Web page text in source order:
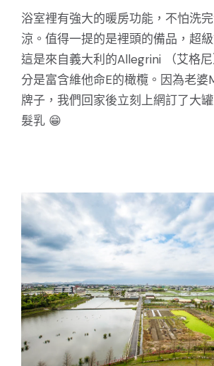
浴室裡有強大的暖房功能，不怕洗
涼。值得一提的是裡頭的備品，超級
這是來自義大利的Allegrini （艾格
分是富含維他命E的橄欖。因為老婆
牌子，我們回家後立刻上網訂了大
髮乳 😁